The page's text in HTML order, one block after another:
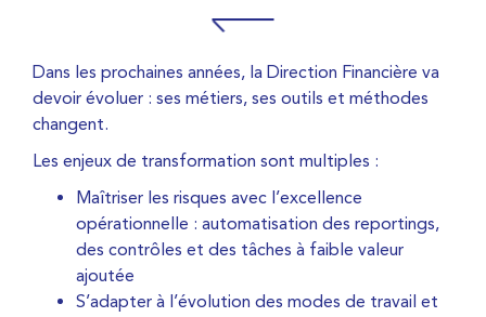
Dans les prochaines années, la Direction Financière va
devoir évoluer : ses métiers, ses outils et méthodes
changent.
Les enjeux de transformation sont multiples :
Maîtriser les risques avec l’excellence
opérationnelle : automatisation des reportings,
des contrôles et des tâches à faible valeur
ajoutée
S’adapter à l’évolution des modes de travail et